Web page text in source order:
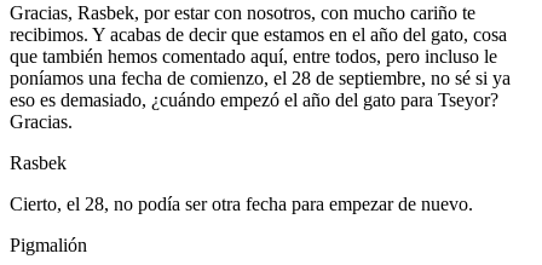
Gracias, Rasbek, por estar con nosotros, con mucho cariño te
recibimos. Y acabas de decir que estamos en el año del gato, cosa
que también hemos comentado aquí, entre todos, pero incluso le
poníamos una fecha de comienzo, el 28 de septiembre, no sé si ya
eso es demasiado, ¿cuándo empezó el año del gato para Tseyor?
Gracias.
Rasbek
Cierto, el 28, no podía ser otra fecha para empezar de nuevo.
Pigmalión